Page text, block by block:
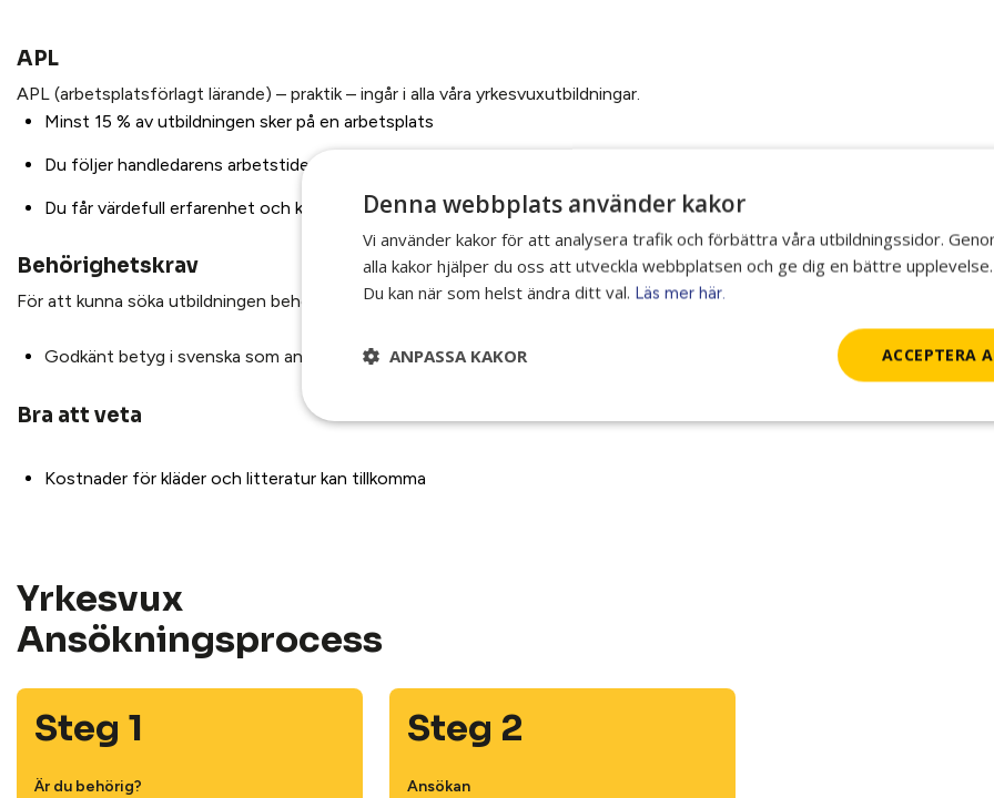
APL
APL (arbetsplatsförlagt lärande) – praktik – ingår i alla våra yrkesvuxutbildningar.
Minst 15 % av utbildningen sker på en arbetsplats
Du följer handledarens arbetstider – ibland tidiga morgnar eller helger
Du får värdefull erfarenhet och kontakter i branschen
Behörighetskrav
För att kunna söka utbildningen behöver du:
Godkänt betyg i svenska som andraspråk på grundläggande nivå (eller motsvarande)
Bra att veta
Kostnader för kläder och litteratur kan tillkomma
Yrkesvux
Ansöknings­process
Steg 1
Är du behörig?
Steg 2
Ansökan
Denna webbplats använder kakor
Vi använder kakor för att analysera trafik och förbättra våra utbildningssidor.
alla kakor hjälper du oss att utveckla webbplatsen och ge dig en bättre upplevelse.
Du kan när som helst ändra ditt val. Läs mer här.
ACCEPTERA
ANPASSA KAKOR